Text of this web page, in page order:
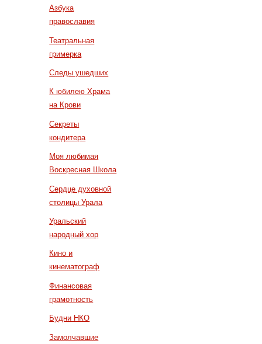
Азбука
православия
Театральная
гримерка
Следы ушедших
К юбилею Храма
на Крови
Секреты
кондитера
Моя любимая
Воскресная Школа
Сердце духовной
столицы Урала
Уральский
народный хор
Кино и
кинематограф
Финансовая
грамотность
Будни НКО
Замолчавшие